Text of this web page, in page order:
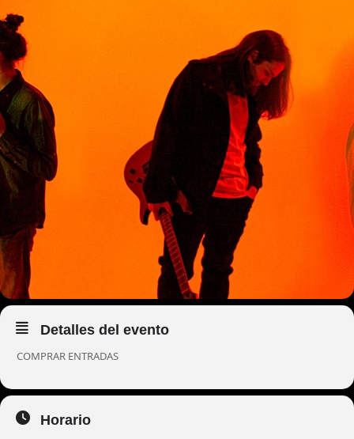
Detalles del evento
COMPRAR ENTRADAS
Horario